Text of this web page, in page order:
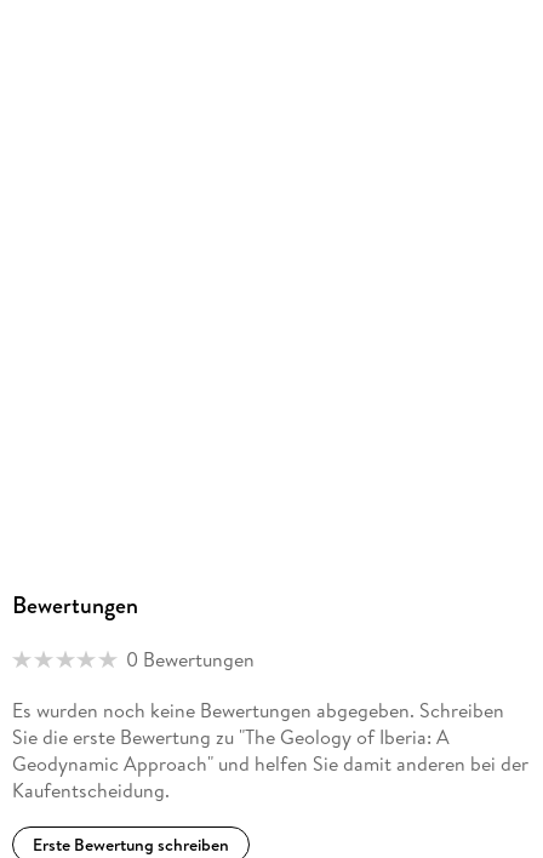
Bewertungen
0 Bewertungen
Es wurden noch keine Bewertungen abgegeben. Schreiben
Sie die erste Bewertung zu "The Geology of Iberia: A
Geodynamic Approach" und helfen Sie damit anderen bei der
Kaufentscheidung.
Erste Bewertung schreiben